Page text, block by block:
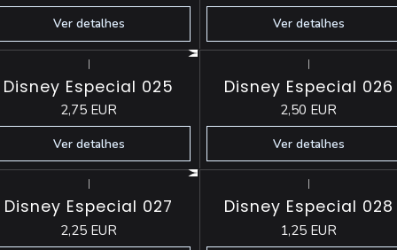
Ver detalhes Ver detalhes
|
Disney Especial 025
2,75 EUR
Ver detalhes
|
Disney Especial 026
2,50 EUR
Ver detalhes
|
Disney Especial 027
2,25 EUR
|
Disney Especial 028
1,25 EUR